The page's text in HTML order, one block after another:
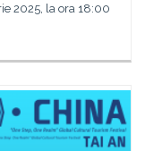
2025, la ora 18:00